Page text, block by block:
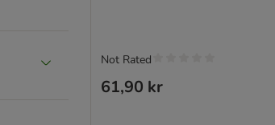
11)
61,90 kr
Not Rated